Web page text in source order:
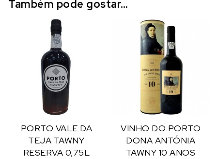
Também pode gostar…
PORTO VALE DA
TEJA TAWNY
RESERVA 0,75L
VINHO DO PORTO
DONA ANTÓNIA
TAWNY 10 ANOS